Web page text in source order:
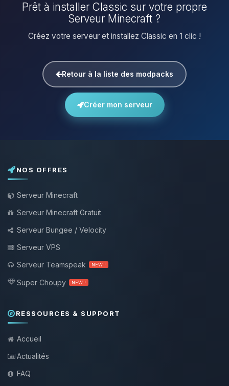
Prêt à installer Classic sur votre propre
Serveur Minecraft ?
Créez votre serveur et installez Classic en 1 clic !
Retour à la liste des modpacks
Créer mon serveur
NOS OFFRES
Serveur Minecraft
Serveur Minecraft Gratuit
Serveur Bungee / Velocity
Serveur VPS
Serveur Teamspeak
NEW !
Super Choupy NEW !
RESSOURCES & SUPPORT
Accueil
Actualités
FAQ